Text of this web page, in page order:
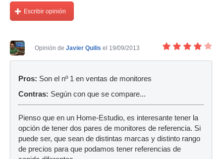
Escribir opinión
Opinión de Javier Quilis el 19/09/2013
Pros: Son el nº 1 en ventas de monitores
Contras: Según con que se compare...
Pienso que en un Home-Estudio, es interesante tener la
opción de tener dos pares de monitores de referencia. Si
puede ser, que sean de distintas marcas y distinto rango
de precios para que podamos tener referencias de